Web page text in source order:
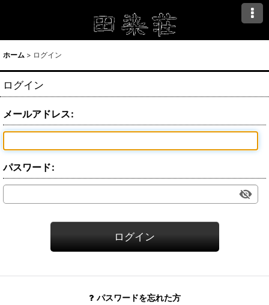
ホーム > ログイン
ログイン
メールアドレス:
パスワード:
ログイン
パスワードを忘れた方